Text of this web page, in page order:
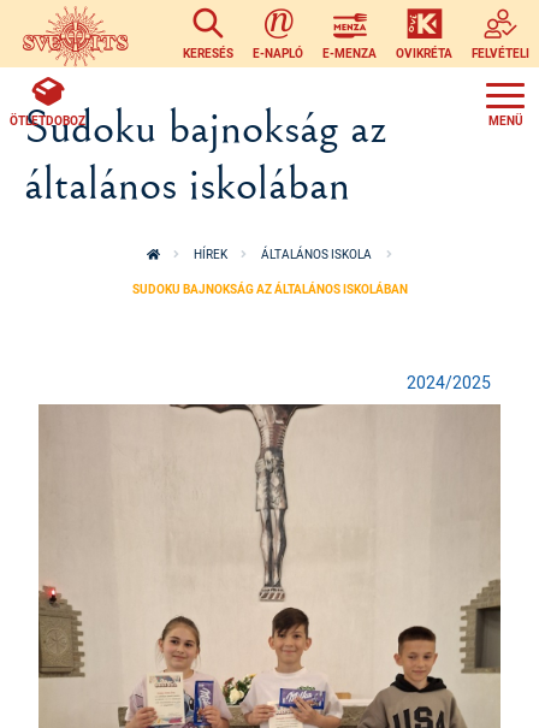
Ugrás a tartalomra
KERESÉS E-NAPLÓ E-MENZA OVIKRÉTA FELVÉTELI
ÖTLETDOBOZ
Sudoku bajnokság az
általános iskolában
HÍREK ÁLTALÁNOS ISKOLA
SUDOKU BAJNOKSÁG AZ ÁLTALÁNOS ISKOLÁBAN
2024/2025